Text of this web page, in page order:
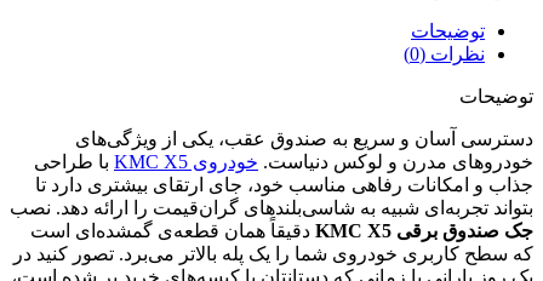
توضیحات
نظرات (0)
توضیحات
دسترسی آسان و سریع به صندوق عقب، یکی از ویژگی‌های
خودروهای مدرن و لوکس دنیاست. خودروی KMC X5
با طراحی
جذاب و امکانات رفاهی مناسب خود، جای ارتقای بیشتری دارد تا
بتواند تجربه‌ای شبیه به شاسی‌بلندهای گران‌قیمت را ارائه دهد. نصب
جک صندوق برقی KMC X5
دقیقاً همان قطعه‌ی گمشده‌ای است
که سطح کاربری خودروی شما را یک پله بالاتر می‌برد. تصور کنید در
یک روز بارانی یا زمانی که دستانتان با کیسه‌های خرید پر شده است،